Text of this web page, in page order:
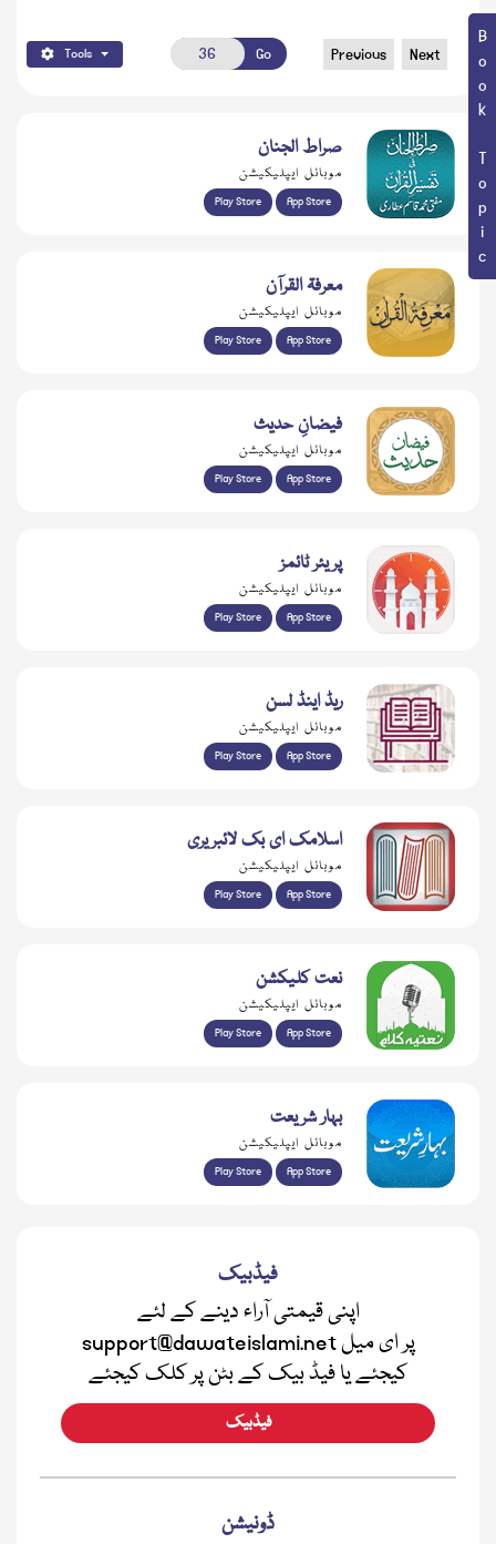
Book Topic
Tools Go Previous Next
صراط الجنان
موبائل ایپلیکیشن
Play Store App Store
معرفۃ القرآن
موبائل ایپلیکیشن
Play Store App Store
فیضانِ حدیث
موبائل ایپلیکیشن
Play Store App Store
پریئر ٹائمز
موبائل ایپلیکیشن
Play Store App Store
ریڈ اینڈ لسن
موبائل ایپلیکیشن
Play Store App Store
اسلامک ای بک لائبریری
موبائل ایپلیکیشن
Play Store App Store
نعت کلیکشن
موبائل ایپلیکیشن
Play Store App Store
بہار شریعت
موبائل ایپلیکیشن
Play Store App Store
فیڈبیک
اپنی قیمتی آراء دینے کے لئے
support@dawateislami.net پر ای میل
کیجئے یا فیڈ بیک کے بٹن پر کلک کیجئے
فیڈبیک
ڈونیشن